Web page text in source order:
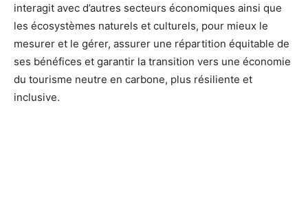
interagit avec d’autres secteurs économiques ainsi que
les écosystèmes naturels et culturels, pour mieux le
mesurer et le gérer, assurer une répartition équitable de
ses bénéfices et garantir la transition vers une économie
du tourisme neutre en carbone, plus résiliente et
inclusive.